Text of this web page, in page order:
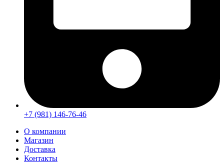
+7 (981) 146-76-46
О компании
Магазин
Доставка
Контакты